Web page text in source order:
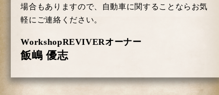
場合もありますので、自動車に関することならお気
軽にご連絡ください。
WorkshopREVIVERオーナー
飯嶋 優志